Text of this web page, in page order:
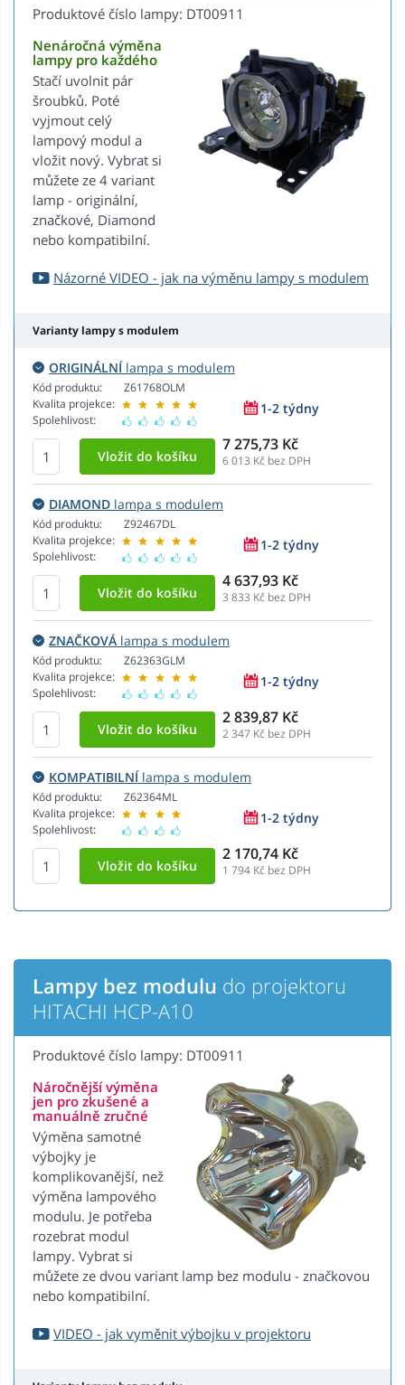
Produktové číslo lampy: DT00911
Nenáročná výměna
lampy pro každého
Stačí uvolnit pár
šroubků. Poté
vyjmout celý
lampový modul a
vložit nový. Vybrat si
můžete ze 4 variant
lamp - originální,
značkové, Diamond
nebo kompatibilní.
Názorné VIDEO - jak na výměnu lampy s modulem
Varianty lampy s modulem
ORIGINÁLNÍlampa s modulem
Kód produktu:
Kvalita projekce:
Spolehlivost:
Z61768OLM
1-2 týdny
7 275,73 Kč
6 013 Kč bez DPH
DIAMOND lampa s modulem
Kód produktu:
Kvalita projekce:
Spolehlivost:
Z92467DL
1-2 týdny
4 637,93 Kč
3 833 Kč bez DPH
ZNAČKOVÁ lampa s modulem
Kód produktu:
Kvalita projekce:
Spolehlivost:
Z62363GLM
1-2 týdny
2 839,87 Kč
2 347 Kč bez DPH
KOMPATIBILNÍlampa s modulem
Kód produktu:
Kvalita projekce:
Spolehlivost:
Z62364ML
1-2 týdny
2 170,74 Kč
1 794 Kč bez DPH
Lampy bez modulu do projektoru
HITACHI HCP-A10
Produktové číslo lampy: DT00911
Náročnější výměna
jen pro zkušené a
manuálně zručné
Výměna samotné
výbojky je
komplikovanější, než
výměna lampového
modulu. Je potřeba
rozebrat modul
lampy. Vybrat si
můžete ze dvou variant lamp bez modulu - značkovou
nebo kompatibilní.
VIDEO - jak vyměnit výbojku v projektoru